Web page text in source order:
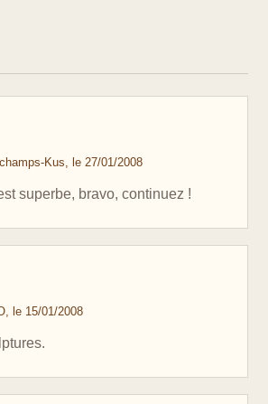
Kus, le 27/01/2008
superbe, bravo, continuez !
le 15/01/2008